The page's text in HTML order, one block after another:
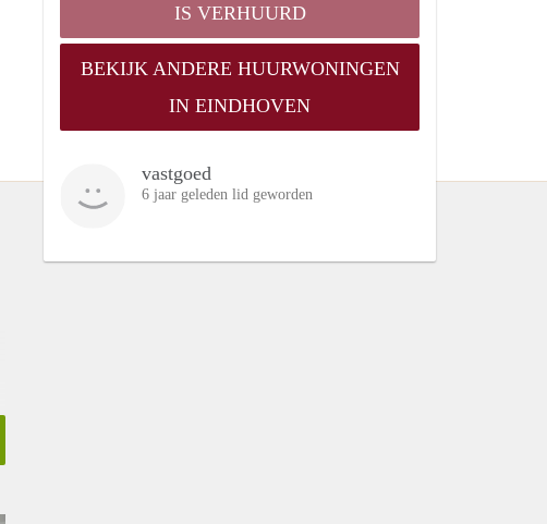
IS VERHUURD
BEKIJK ANDERE HUURWONINGEN
IN EINDHOVEN
vastgoed
6 jaar geleden lid geworden